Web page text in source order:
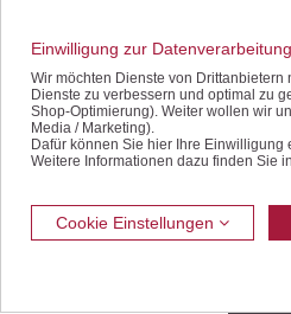
Einwilligung zur Datenverarbeitung
Wir möchten Dienste von Drittanbietern
Dienste zu verbessern und optimal zu
Shop-Optimierung). Weiter wollen wir
Media / Marketing).
Dafür können Sie hier Ihre
Weitere Informationen dazu finden Sie
Cookie Einstellungen